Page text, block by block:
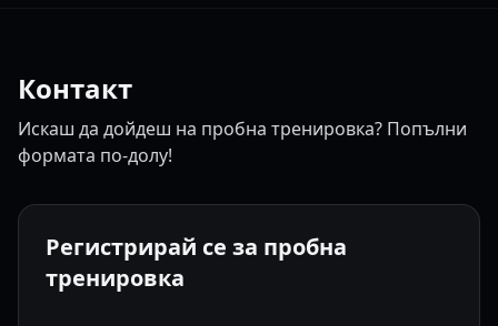
Контакт
Искаш да дойдеш на пробна тренировка? Попълни
формата по-долу!
Регистрирай се за пробна
тренировка